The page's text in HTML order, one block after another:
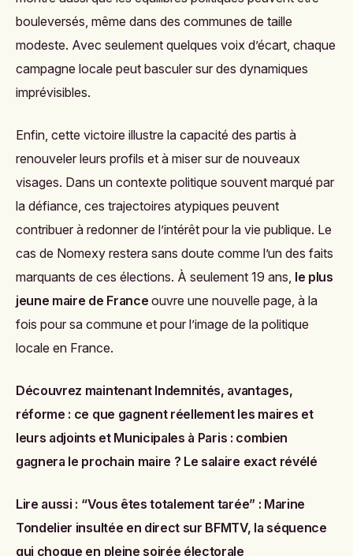
bouleversés, même dans des communes de taille
modeste. Avec seulement quelques voix d’écart, chaque
campagne locale peut basculer sur des dynamiques
imprévisibles.
Enfin, cette victoire illustre la capacité des partis à
renouveler leurs profils et à miser sur de nouveaux
visages. Dans un contexte politique souvent marqué par
la défiance, ces trajectoires atypiques peuvent
contribuer à redonner de l’intérêt pour la vie publique. Le
cas de Nomexy restera sans doute comme l’un des faits
marquants de ces élections. À seulement 19 ans, le plus
jeune maire de France ouvre une nouvelle page, à la
fois pour sa commune et pour l’image de la politique
locale en France.
Découvrez maintenant Indemnités, avantages,
réforme : ce que gagnent réellement les maires et
leurs adjoints et Municipales à Paris : combien
gagnera le prochain maire ? Le salaire exact révélé
Lire aussi : “Vous êtes totalement tarée” : Marine
Tondelier insultée en direct sur BFMTV, la séquence
qui choque en pleine soirée électorale